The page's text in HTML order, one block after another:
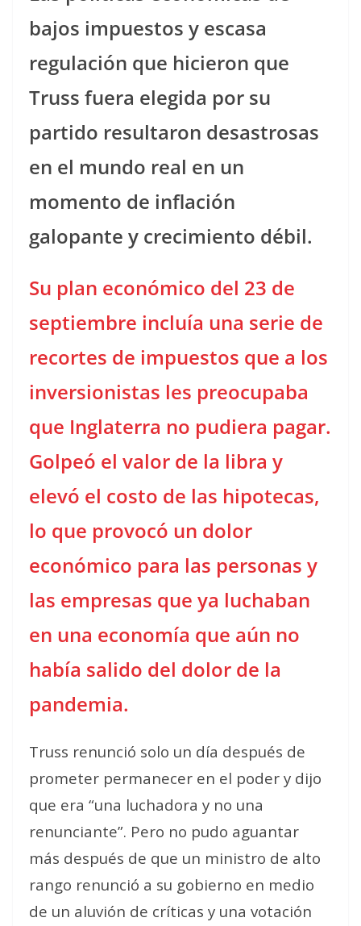
bajos impuestos y escasa
regulación que hicieron que
Truss fuera elegida por su
partido resultaron desastrosas
en el mundo real en un
momento de inflación
galopante y crecimiento débil.
Su plan económico del 23 de
septiembre incluía una serie de
recortes de impuestos que a los
inversionistas les preocupaba
que Inglaterra no pudiera pagar.
Golpeó el valor de la libra y
elevó el costo de las hipotecas,
lo que provocó un dolor
económico para las personas y
las empresas que ya luchaban
en una economía que aún no
había salido del dolor de la
pandemia.
Truss renunció solo un día después de
prometer permanecer en el poder y dijo
que era “una luchadora y no una
renunciante”. Pero no pudo aguantar
más después de que un ministro de alto
rango renunció a su gobierno en medio
de un aluvión de críticas y una votación